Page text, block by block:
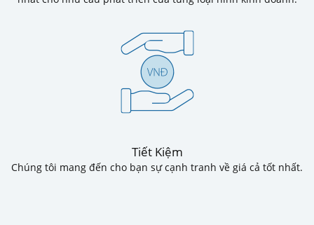
Tiết Kiệm
Chúng tôi mang đến cho bạn sự cạnh tranh về giá cả tốt nhất.